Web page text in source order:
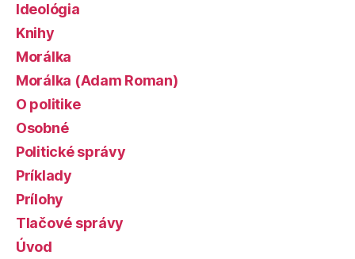
Ideológia
Knihy
Morálka
Morálka (Adam Roman)
O politike
Osobné
Politické správy
Príklady
Prílohy
Tlačové správy
Úvod